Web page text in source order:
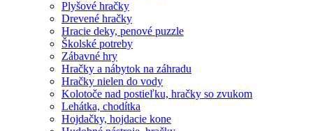
Plyšové hračky
Drevené hračky
Hracie deky, penové puzzle
Školské potreby
Zábavné hry
Hračky a nábytok na záhradu
Hračky nielen do vody
Kolotoče nad postieľku, hračky so zvukom
Lehátka, chodítka
Hojdačky, hojdacie kone